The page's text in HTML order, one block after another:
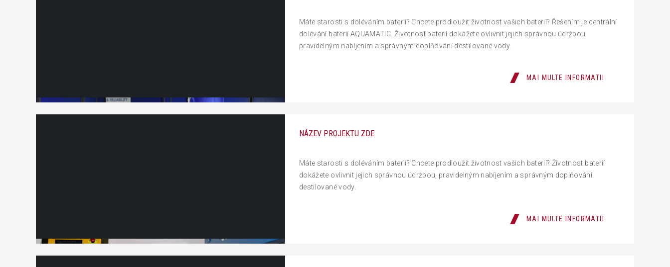
Máte starosti s doléváním baterií? Chcete prodloužit životnost vašich baterií? Řešením je centrální
dolévání baterií AQUAMATIC. Životnost baterií dokážete ovlivnit jejich správnou údržbou,
pravidelným nabíjením a správným doplňování destilované vody.
MAI MULTE INFORMATII
NÁZEV PROJEKTU ZDE
Máte starosti s doléváním baterií? Chcete prodloužit životnost vašich baterií? Životnost baterií
dokážete ovlivnit jejich správnou údržbou, pravidelným nabíjením a správným doplňování
destilované vody.
MAI MULTE INFORMATII